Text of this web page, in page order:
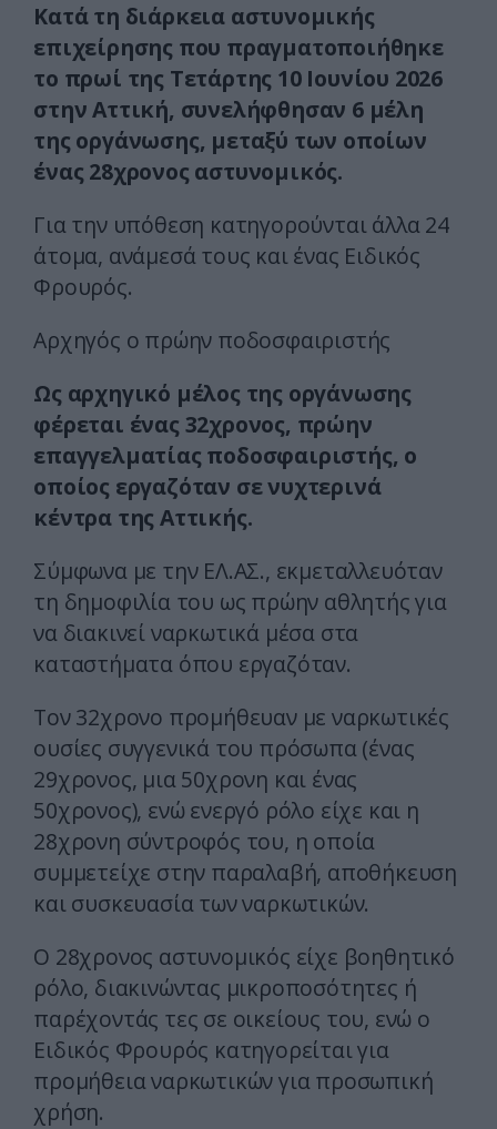
Κατά τη διάρκεια αστυνομικής
επιχείρησης που πραγματοποιήθηκε
το πρωί της Τετάρτης 10 Ιουνίου 2026
στην Αττική, συνελήφθησαν 6 μέλη
της οργάνωσης, μεταξύ των οποίων
ένας 28χρονος αστυνομικός.
Για την υπόθεση κατηγορούνται άλλα 24
άτομα, ανάμεσά τους και ένας Ειδικός
Φρουρός.
Αρχηγός ο πρώην ποδοσφαιριστής
Ως αρχηγικό μέλος της οργάνωσης
φέρεται ένας 32χρονος, πρώην
επαγγελματίας ποδοσφαιριστής, ο
οποίος εργαζόταν σε νυχτερινά
κέντρα της Αττικής.
Σύμφωνα με την ΕΛ.ΑΣ., εκμεταλλευόταν
τη δημοφιλία του ως πρώην αθλητής για
να διακινεί ναρκωτικά μέσα στα
καταστήματα όπου εργαζόταν.
Τον 32χρονο προμήθευαν με ναρκωτικές
ουσίες συγγενικά του πρόσωπα (ένας
29χρονος, μια 50χρονη και ένας
50χρονος), ενώ ενεργό ρόλο είχε και η
28χρονη σύντροφός του, η οποία
συμμετείχε στην παραλαβή, αποθήκευση
και συσκευασία των ναρκωτικών.
Ο 28χρονος αστυνομικός είχε βοηθητικό
ρόλο, διακινώντας μικροποσότητες ή
παρέχοντάς τες σε οικείους του, ενώ ο
Ειδικός Φρουρός κατηγορείται για
προμήθεια ναρκωτικών για προσωπική
χρήση.